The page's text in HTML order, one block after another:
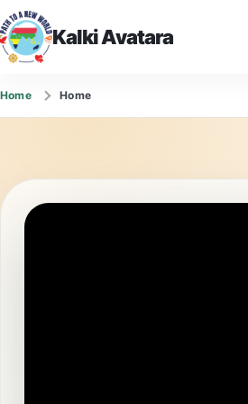
Kalki Avatara
Home Home